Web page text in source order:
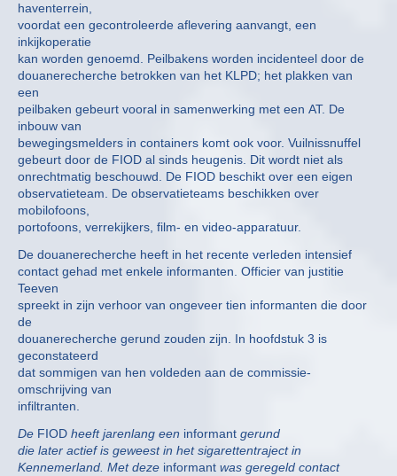
haventerrein,
voordat een gecontroleerde aflevering aanvangt, een
inkijkoperatie
kan worden genoemd. Peilbakens worden incidenteel door de
douanerecherche betrokken van het KLPD; het plakken van
een
peilbaken gebeurt vooral in samenwerking met een AT. De
inbouw van
bewegingsmelders in containers komt ook voor. Vuilnissnuffel
gebeurt door de FIOD al sinds heugenis. Dit wordt niet als
onrechtmatig beschouwd. De FIOD beschikt over een eigen
observatieteam. De observatieteams beschikken over
mobilofoons,
portofoons, verrekijkers, film- en video-apparatuur.
De douanerecherche heeft in het recente verleden intensief
contact gehad met enkele informanten. Officier van justitie
Teeven
spreekt in zijn verhoor van ongeveer tien informanten die door
de
douanerecherche gerund zouden zijn. In hoofdstuk 3 is
geconstateerd
dat sommigen van hen voldeden aan de commissie-
omschrijving van
infiltranten.
De FIOD heeft jarenlang een informant gerund
die later actief is geweest in het sigarettentraject in
Kennemerland. Met deze informant was geregeld contact